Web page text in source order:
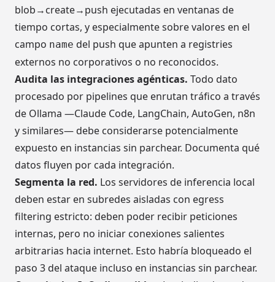
blob→create→push ejecutadas en ventanas de
tiempo cortas, y especialmente sobre valores en el
campo name del push que apunten a registries
externos no corporativos o no reconocidos.
Audita las integraciones agénticas. Todo dato
procesado por pipelines que enrutan tráfico a través
de Ollama —Claude Code, LangChain, AutoGen, n8n
y similares— debe considerarse potencialmente
expuesto en instancias sin parchear. Documenta qué
datos fluyen por cada integración.
Segmenta la red. Los servidores de inferencia local
deben estar en subredes aisladas con egress
filtering estricto: deben poder recibir peticiones
internas, pero no iniciar conexiones salientes
arbitrarias hacia internet. Esto habría bloqueado el
paso 3 del ataque incluso en instancias sin parchear.